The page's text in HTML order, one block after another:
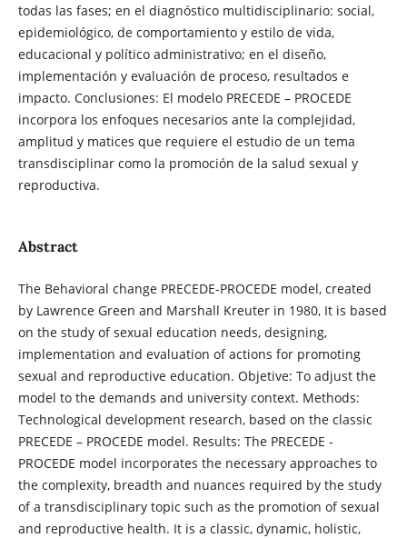
todas las fases; en el diagnóstico multidisciplinario: social,
epidemiológico, de comportamiento y estilo de vida,
educacional y político administrativo; en el diseño,
implementación y evaluación de proceso, resultados e
impacto. Conclusiones: El modelo PRECEDE – PROCEDE
incorpora los enfoques necesarios ante la complejidad,
amplitud y matices que requiere el estudio de un tema
transdisciplinar como la promoción de la salud sexual y
reproductiva.
Abstract
The Behavioral change PRECEDE-PROCEDE model, created
by Lawrence Green and Marshall Kreuter in 1980, It is based
on the study of sexual education needs, designing,
implementation and evaluation of actions for promoting
sexual and reproductive education. Objetive: To adjust the
model to the demands and university context. Methods:
Technological development research, based on the classic
PRECEDE – PROCEDE model. Results: The PRECEDE -
PROCEDE model incorporates the necessary approaches to
the complexity, breadth and nuances required by the study
of a transdisciplinary topic such as the promotion of sexual
and reproductive health. It is a classic, dynamic, holistic,